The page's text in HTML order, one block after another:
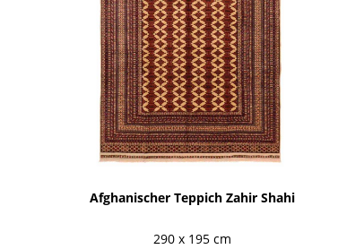
Afghanischer Teppich Zahir Shahi
290 x 195 cm